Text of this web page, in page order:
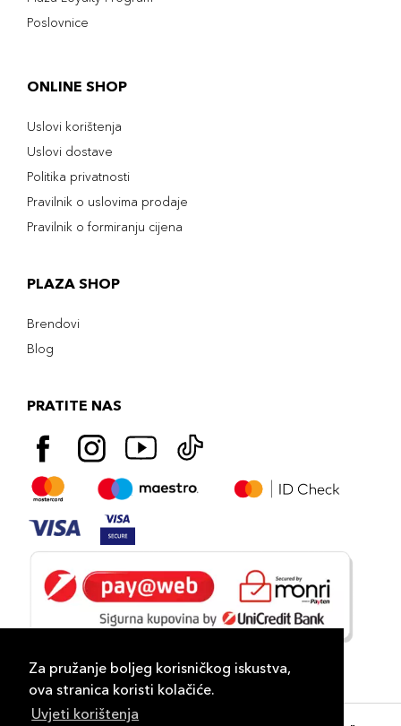
Za pružanje boljeg korisničkog iskustva,
ova stranica koristi kolačiće.
Uvjeti korištenja
Poslovnice
ONLINE SHOP
Uslovi korištenja
Uslovi dostave
Politika privatnosti
Pravilnik o uslovima prodaje
Pravilnik o formiranju cijena
PLAZA SHOP
Brendovi
Blog
PRATITE NAS